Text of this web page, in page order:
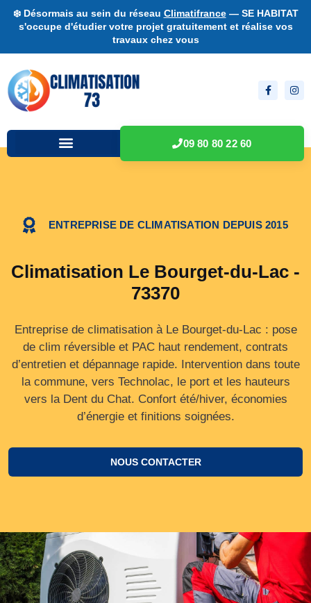
❄️ Désormais au sein du réseau Climatifrance— SE HABITAT
s'occupe d'étudier votre projet gratuitement et réalise vos
travaux chez vous
09 80 80 22 60
ENTREPRISE DE CLIMATISATION DEPUIS 2015
Climatisation Le Bourget-du-Lac -
73370
Entreprise de climatisation à Le Bourget-du-Lac : pose
de clim réversible et PAC haut rendement, contrats
d’entretien et dépannage rapide. Intervention dans toute
la commune, vers Technolac, le port et les hauteurs
vers la Dent du Chat. Confort été/hiver, économies
d’énergie et finitions soignées.
NOUS CONTACTER